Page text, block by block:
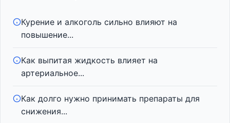
Курение и алкоголь сильно влияют на
повышение...
Как выпитая жидкость влияет на
артериальное...
Как долго нужно принимать препараты для
снижения...